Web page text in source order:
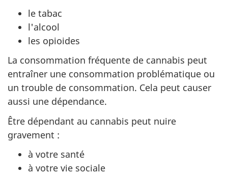
le tabac
l'alcool
les opioides
La consommation fréquente de cannabis peut
entraîner une consommation problématique ou
un trouble de consommation. Cela peut causer
aussi une dépendance.
Être dépendant au cannabis peut nuire
gravement :
à votre santé
à votre vie sociale